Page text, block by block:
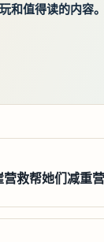
和值得读的内容。
救帮她们减重